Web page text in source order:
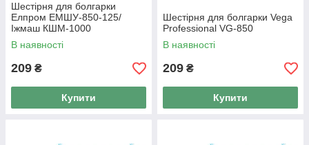
Шестірня для болгарки
Елпром ЕМШУ-850-125/
Іжмаш КШМ-1000
В наявності
209 ₴
Купити
Шестірня для болгарки Vega
Professional VG-850
В наявності
209 ₴
Купити